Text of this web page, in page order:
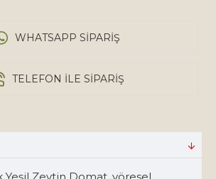
WHATSAPP SIPARIŞ
TELEFON ILE SIPARIŞ